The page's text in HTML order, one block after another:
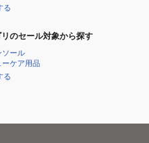
る
のセール対象から探す
ソール
ーケア用品
る